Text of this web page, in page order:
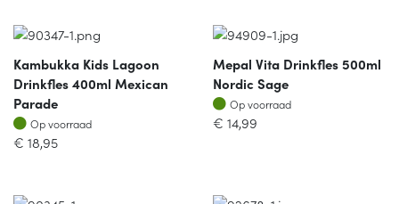
Kambukka Kids Lagoon
Drinkfles 400ml Mexican
Parade
Op voorraad
Op voorraad
€ 18,95
Mepal Vita Drinkfles 500ml
Nordic Sage
Op voorraad
Op voorraad
€ 14,99